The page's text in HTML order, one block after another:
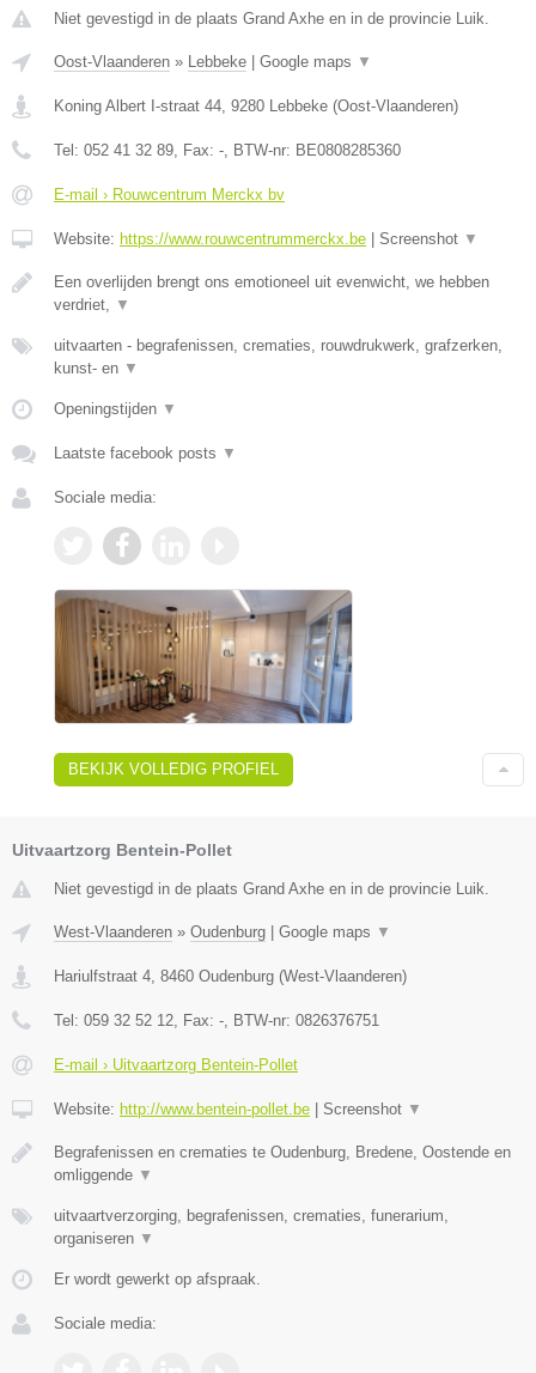
Niet gevestigd in de plaats Grand Axhe en in de provincie Luik.
Oost-Vlaanderen » Lebbeke | Google maps ▼
Koning Albert I-straat 44 9280 Lebbeke (Oost-Vlaanderen)
Tel: 052 41 32 89 , Fax: - , BTW-nr: BE0808285360
E-mail › Rouwcentrum Merckx bv
Website: https://www.rouwcentrummerckx.be | Screenshot ▼
Een overlijden brengt ons emotioneel uit evenwicht, we hebben
verdriet,
▼
uitvaarten - begrafenissen, crematies, rouwdrukwerk, grafzerken,
kunst- en ▼
Openingstijden ▼
Laatste facebook posts ▼
Sociale media:
BEKIJK VOLLEDIG PROFIEL
Uitvaartzorg Bentein-Pollet
Niet gevestigd in de plaats Grand Axhe en in de provincie Luik.
West-Vlaanderen » Oudenburg | Google maps ▼
Hariulfstraat 4 8460 Oudenburg (West-Vlaanderen)
Tel: 059 32 52 12 , Fax: - , BTW-nr: 0826376751
E-mail › Uitvaartzorg Bentein-Pollet
Website: http://www.bentein-pollet.be | Screenshot ▼
Begrafenissen en crematies te Oudenburg, Bredene, Oostende en
omliggende ▼
uitvaartverzorging, begrafenissen, crematies, funerarium,
organiseren ▼
Er wordt gewerkt op afspraak.
Sociale media: